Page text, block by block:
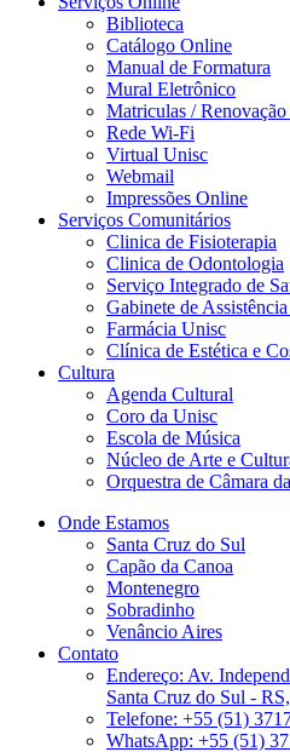
Biblioteca
Catálogo Online
Manual de Formatura
Mural Eletrônico
Matriculas /
Rede Wi-Fi
Virtual Unisc
Webmail
Impressões Online
Serviços Comunitários
Clinica de Fisioterapia
Clinica de Odontologia
Serviço Integrado de
Gabinete de
Farmácia Unisc
Clínica de Estética e
Cultura
Agenda Cultural
Coro da Unisc
Escola de Música
Núcleo de Arte e
Orquestra de Câmara
Onde Estamos
Santa Cruz do Sul
Capão da Canoa
Montenegro
Sobradinho
Venâncio Aires
Contato
Endereço: Av.
Santa Cruz do Sul -
Telefone: +55 (51)
WhatsApp: +55 (51)